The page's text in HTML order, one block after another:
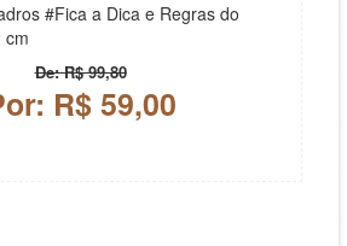
#Fica a Dica e Regras do
cm
De: R$ 99,80
R$ 59,00